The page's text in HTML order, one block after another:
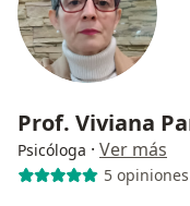
Prof. Viviana
Psicóloga · Ver más
5 opiniones